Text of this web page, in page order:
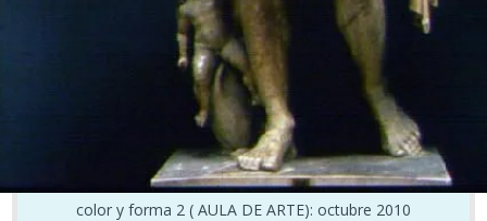
color y forma 2 ( AULA DE ARTE): octubre 2010